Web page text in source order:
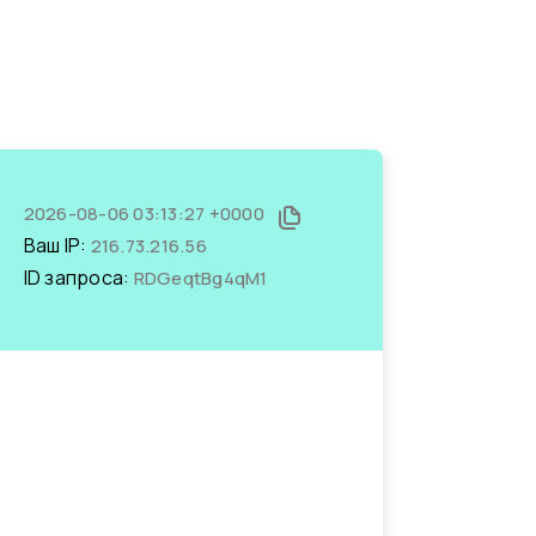
2026-08-06 03:13:27 +0000
Ваш IP: 216.73.216.56
ID запроса: RDGeqtBg4qM1